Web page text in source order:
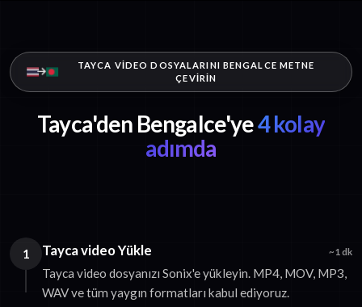
TAYCA VIDEO DOSYALARINI BENGALCE METNE
ÇEVIRIN
Tayca'den Bengalce'ye4 kolay
adımda
1 Tayca video Yükle ~1 dk
Tayca video dosyanızı Sonix'e yükleyin. MP4, MOV, MP3,
WAV ve tüm yaygın formatları kabul ediyoruz.